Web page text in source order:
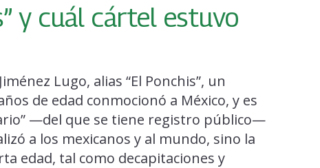
y cuál cártel estuvo
Lugo, alias “El Ponchis”, un
de edad conmocionó a México, y es
—del que se tiene registro público—
a los mexicanos y al mundo, sino la
edad, tal como decapitaciones y